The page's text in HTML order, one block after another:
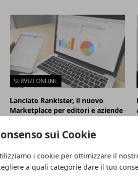
sui Cookie
i cookie per ottimizzare il
a quali categorie dare il tuo
SERVIZI ONLINE
Lanciato Rankister, il nuovo
Marketplace per editori e aziende